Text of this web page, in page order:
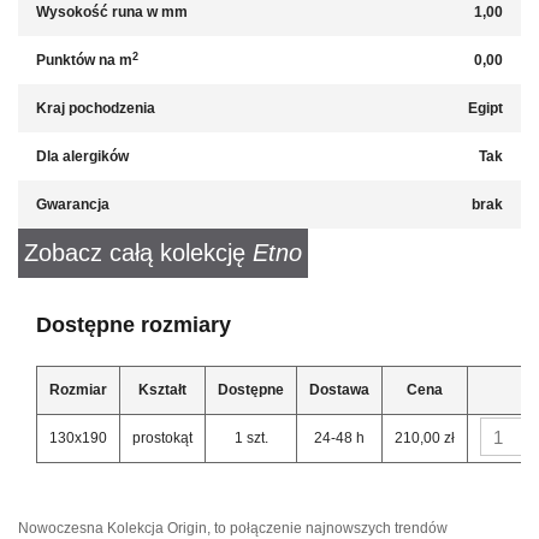
Wysokość runa w mm 1,00
Punktów na m2 0,00
Kraj pochodzenia Egipt
Dla alergików Tak
Gwarancja brak
Zobacz całą kolekcję Etno
Dostępne rozmiary
Rozmiar Kształt Dostępne Dostawa Cena
130x190 prostokąt 1 szt. 24-48 h 210,00 zł
Nowoczesna Kolekcja Origin, to połączenie najnowszych trendów